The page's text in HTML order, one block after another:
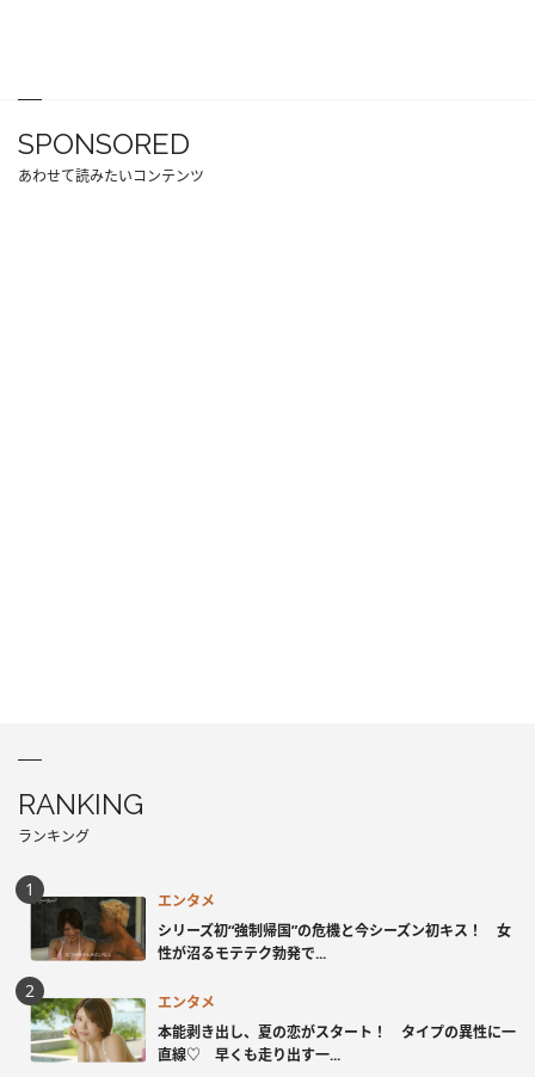
SPONSORED
あわせて読みたいコンテンツ
RANKING
ランキング
エンタメ
シリーズ初“強制帰国”の危機と今シーズン初キス！ 女
性が沼るモテテク勃発で...
エンタメ
本能剥き出し、夏の恋がスタート！ タイプの異性に一
直線♡ 早くも走り出す一...